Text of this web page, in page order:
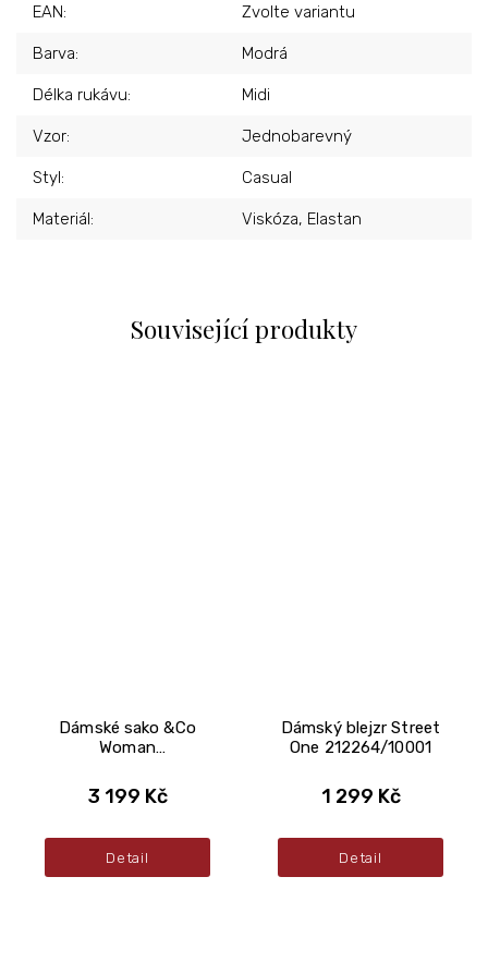
Související produkty
Dámské sako &Co
Woman
3 199 Kč
Detail
Dámský blejzr Street
One 212264/10001
1 299 Kč
Detail
EAN: Zvolte variantu
Barva: Modrá
Délka rukávu: Midi
Vzor: Jednobarevný
Styl: Casual
Materiál: Viskóza, Elastan